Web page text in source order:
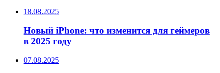
18.08.2025
Новый iPhone: что изменится для геймеров
в 2025 году
07.08.2025